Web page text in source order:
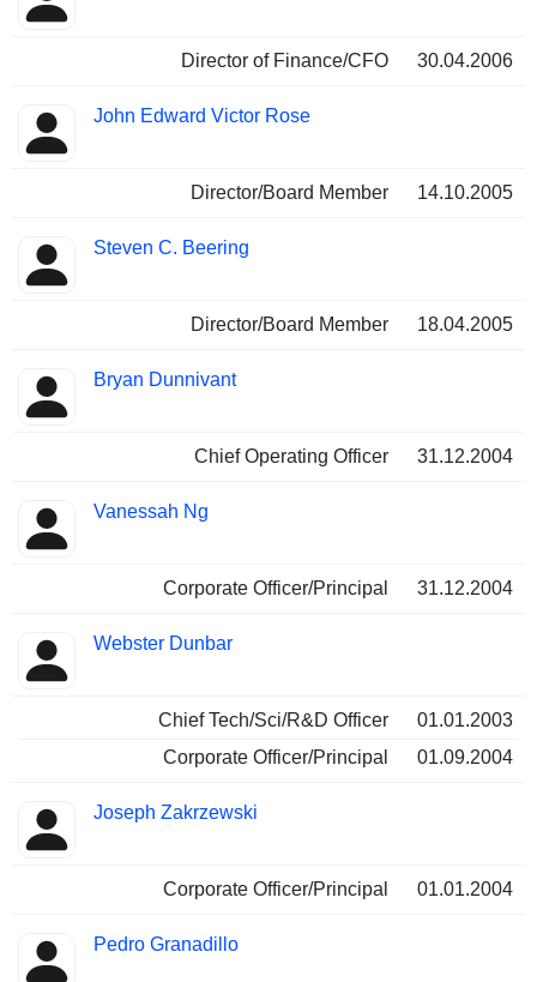
Director of Finance/CFO 30.04.2006
John Edward Victor Rose
Director/Board Member 14.10.2005
Steven C. Beering
Director/Board Member 18.04.2005
Bryan Dunnivant
Chief Operating Officer 31.12.2004
Vanessah Ng
Corporate Officer/Principal 31.12.2004
Webster Dunbar
Chief Tech/Sci/R&D Officer
01.01.2003
Corporate Officer/Principal
01.09.2004
Joseph Zakrzewski
Corporate Officer/Principal 01.01.2004
Pedro Granadillo